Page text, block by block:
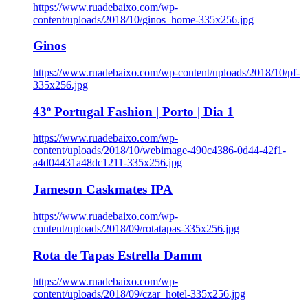
https://www.ruadebaixo.com/wp-
content/uploads/2018/10/ginos_home-335x256.jpg
Ginos
https://www.ruadebaixo.com/wp-content/uploads/2018/10/pf-
335x256.jpg
43º Portugal Fashion | Porto | Dia 1
https://www.ruadebaixo.com/wp-
content/uploads/2018/10/webimage-490c4386-0d44-42f1-
a4d04431a48dc1211-335x256.jpg
Jameson Caskmates IPA
https://www.ruadebaixo.com/wp-
content/uploads/2018/09/rotatapas-335x256.jpg
Rota de Tapas Estrella Damm
https://www.ruadebaixo.com/wp-
content/uploads/2018/09/czar_hotel-335x256.jpg